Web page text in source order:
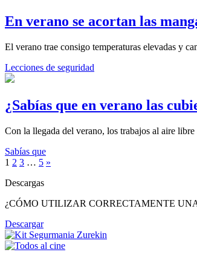
En verano se acortan las
El verano trae consigo temperaturas elevadas y
Lecciones de seguridad
¿Sabías que en verano las
Con la llegada del verano, los trabajos al aire
Sabías que
1 2 3 … 5 »
Descargas
¿CÓMO UTILIZAR CORRECTAMENTE
Descargar